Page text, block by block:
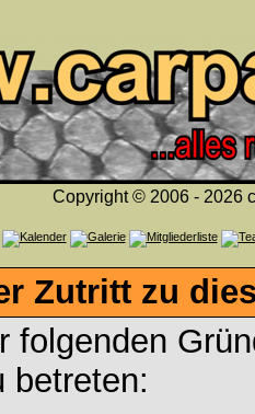
Copyright © 2006 - 2026
Zutritt zu
folgenden
betreten: